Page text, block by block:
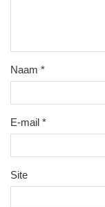
Naam *
E-mail *
Site